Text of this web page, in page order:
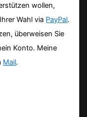
wollen,
Wahl via PayPal.
überweisen Sie
Konto. Meine
Mail.